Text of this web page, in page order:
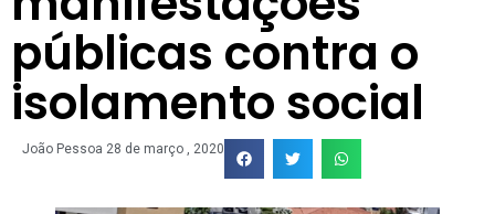
públicas contra o
isolamento social
João Pessoa 28 de março , 2020